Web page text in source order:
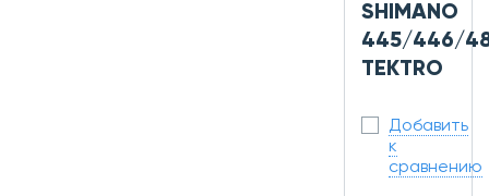
SHIMANO
445/446/
TEKTRO
Добавить
к
сравнению